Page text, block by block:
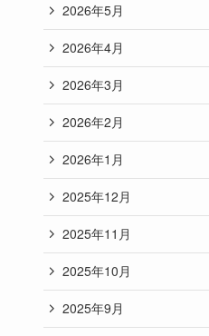
2026年5月
2026年4月
2026年3月
2026年2月
2026年1月
2025年12月
2025年11月
2025年10月
2025年9月